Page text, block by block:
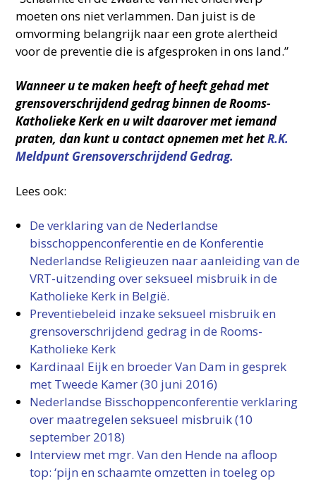
moeten ons niet verlammen. Dan juist is de
omvorming belangrijk naar een grote alertheid
voor de preventie die is afgesproken in ons land.”
Wanneer u te maken heeft of heeft gehad met
grensoverschrijdend gedrag binnen de Rooms-
Katholieke Kerk en u wilt daarover met iemand
praten, dan kunt u contact opnemen met hetR.K.
Meldpunt Grensoverschrijdend Gedrag.
Lees ook:
De verklaring van de Nederlandse
bisschoppenconferentie en de Konferentie
Nederlandse Religieuzen naar aanleiding van de
VRT-uitzending over seksueel misbruik in de
Katholieke Kerk in België.
Preventiebeleid inzake seksueel misbruik en
grensoverschrijdend gedrag in de Rooms-
Katholieke Kerk
Kardinaal Eijk en broeder Van Dam in gesprek
met Tweede Kamer (30 juni 2016)
Nederlandse Bisschoppenconferentie verklaring
over maatregelen seksueel misbruik (10
september 2018)
Interview met mgr. Van den Hende na afloop
top: ‘pijn en schaamte omzetten in toeleg op